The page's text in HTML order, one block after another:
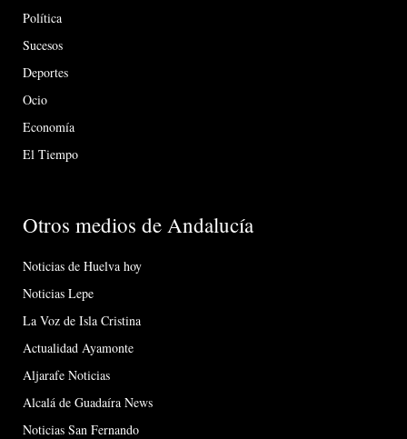
Política
Sucesos
Deportes
Ocio
Economía
El Tiempo
Otros medios de Andalucía
Noticias de Huelva hoy
Noticias Lepe
La Voz de Isla Cristina
Actualidad Ayamonte
Aljarafe Noticias
Alcalá de Guadaíra News
Noticias San Fernando